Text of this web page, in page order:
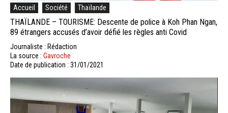
Accueil Société Thaïlande
THAÏLANDE – TOURISME: Descente de police à Koh Phan Ngan,
89 étrangers accusés d’avoir défié les règles anti Covid
Journaliste : Rédaction
La source : Gavroche
Date de publication : 31/01/2021